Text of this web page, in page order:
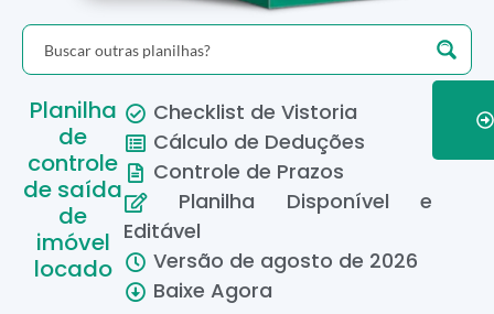
Planilha
de
controle
de saída
de
imóvel
locado
Checklist de Vistoria
Cálculo de Deduções
Controle de Prazos
Planilha Disponível e
Editável
Versão de agosto de 2026
Baixe Agora